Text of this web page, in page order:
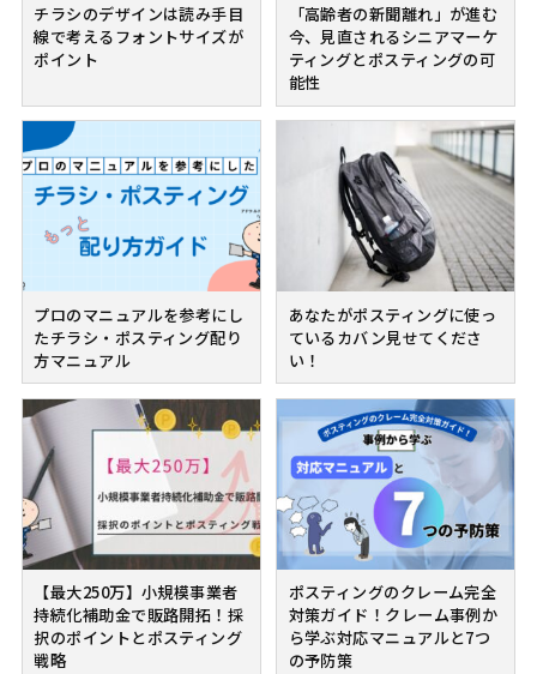
チラシのデザインは読み手目
線で考えるフォントサイズが
ポイント
「高齢者の新聞離れ」が進む
今、見直されるシニアマーケ
ティングとポスティングの可
能性
プロのマニュアルを参考にし
たチラシ・ポスティング配り
方マニュアル
あなたがポスティングに使っ
ているカバン見せてくださ
い！
【最大250万】小規模事業者
持続化補助金で販路開拓！採
択のポイントとポスティング
戦略
ポスティングのクレーム完全
対策ガイド！クレーム事例か
ら学ぶ対応マニュアルと7つ
の予防策